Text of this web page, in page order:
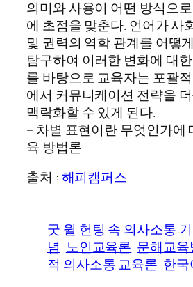
의미와 사용이 어떤 방식으
에 초점을 맞춘다. 언어가 사
및 권력의 역학 관계를 어떻
탐구하여 이러한 변화에 대
를 바탕으로 교육자는 포괄
에서 커뮤니케이션 전략을
맥락화할 수 있게 된다.
– 차별 표현이란 무엇인가에
육 방법론
출처 :해피캠퍼스
굿 윌 헌팅 속 의사소통
념 노인교육론 문해교육
적 의사소통 교육론 한